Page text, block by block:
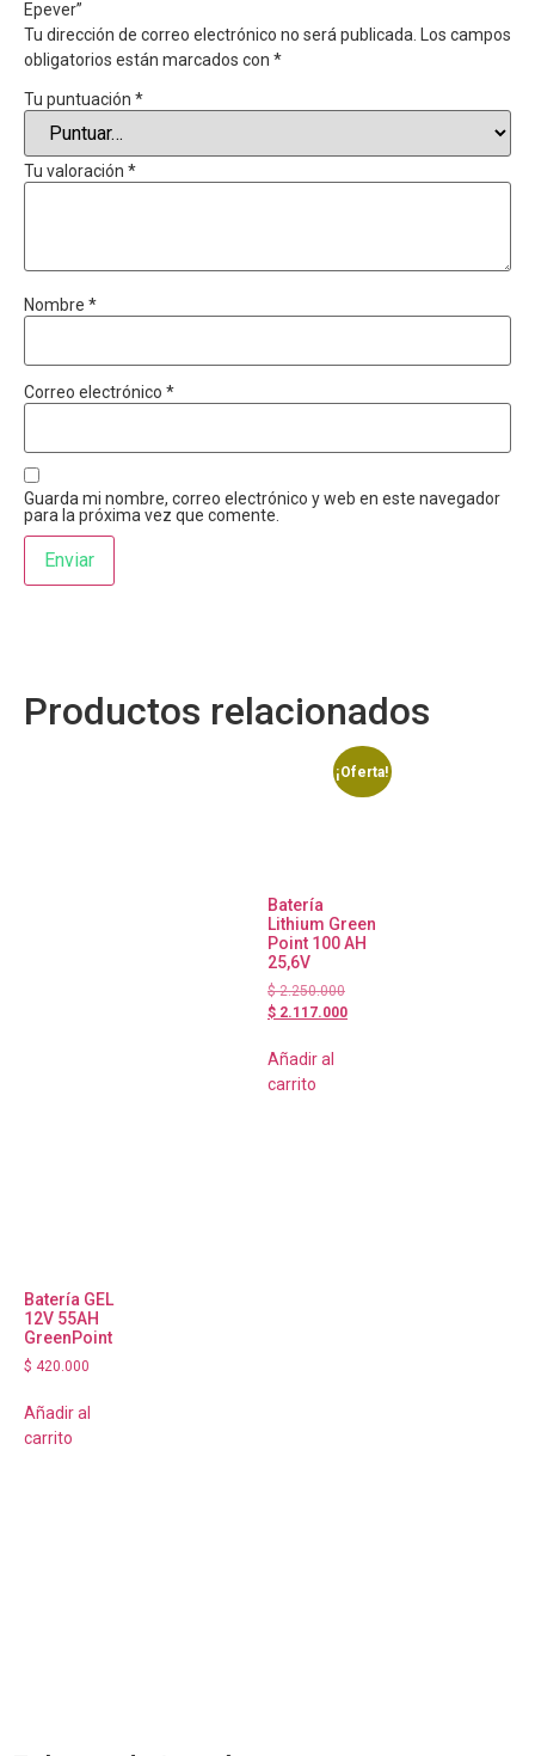
Productos relacionados
¡Oferta!
Batería
Lithium Green
Point 100 AH
25,6V
$2.250.000
$ 2.117.000
Añadir al
carrito
Batería GEL
12V 55AH
GreenPoint
$ 420.000
Añadir al
carrito
Epever”
Tu dirección de correo electrónico no será publicada. Los campos
obligatorios están marcados con *
Tu puntuación *
Tu valoración *
Nombre *
Correo electrónico *
Guarda mi nombre, correo electrónico y web en este navegador
para la próxima vez que comente.